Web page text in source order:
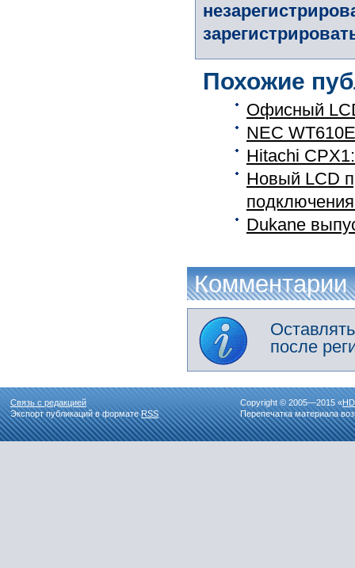
Похожие
Офисный
NEC
Hitachi
Новый LCD
подключения
Dukane
Комментарии
после
Связь с редакцией
Экспорт публикаций в форматеRSS
Copyright © 2005—2015 «
Перепечатка материала